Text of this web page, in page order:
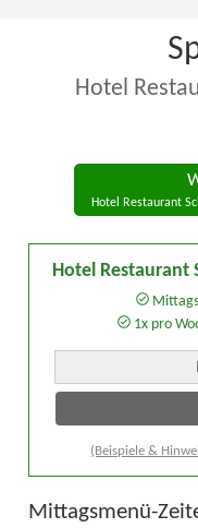
Hotel
Hotel Restaurant
Hotel
1x pro
(Beispiele &
Mittagsmenü-